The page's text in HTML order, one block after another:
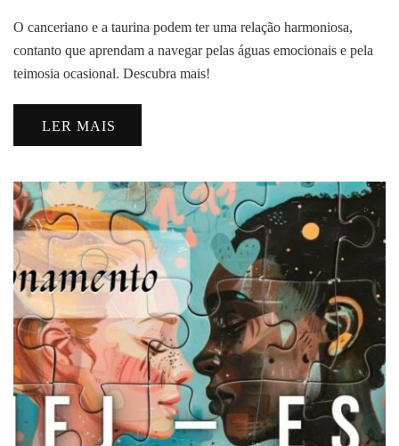
O canceriano e a taurina podem ter uma relação harmoniosa,
contanto que aprendam a navegar pelas águas emocionais e pela
teimosia ocasional. Descubra mais!
LER MAIS